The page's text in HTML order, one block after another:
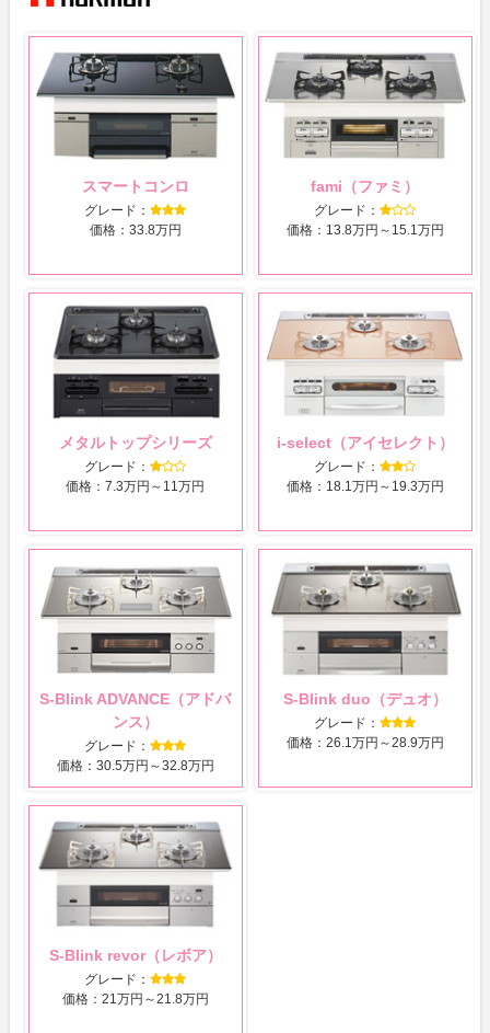
スマートコンロ
グレード：
価格：33.8万円
fami（ファミ）
グレード：
価格：13.8万円～15.1万円
メタルトップシリーズ
グレード：
価格：7.3万円～11万円
i-select（アイセレクト）
グレード：
価格：18.1万円～19.3万円
S-Blink ADVANCE（アドバ
ンス）
グレード：
価格：30.5万円～32.8万円
S-Blink duo（デュオ）
グレード：
価格：26.1万円～28.9万円
S-Blink revor（レボア）
グレード：
価格：21万円～21.8万円